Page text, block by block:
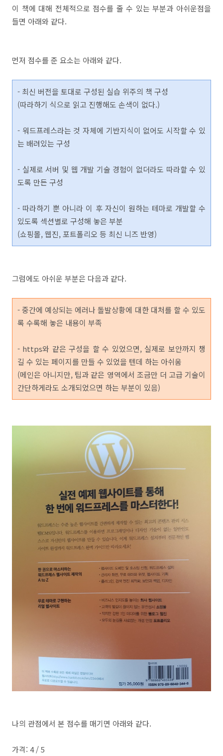
이 책에 대해 전체적으로 점수를 줄 수 있는 부분과 아쉬운점을
들면 아래와 같다.
먼저 점수를 준 요소는 아래와 같다.
- 최신 버전을 토대로 구성된 실습 위주의 책 구성
(따라하기 식으로 읽고 진행해도 손색이 없다.)
- 워드프레스라는 것 자체에 기반지식이 없어도 시작할 수 있
는 배려있는 구성
- 실제로 서버 및 웹 개발 기술 경험이 없더라도 따라할 수 있
도록 만든 구성
- 따라하기 뿐 아니라 이 후 자신이 원하는 테마로 개발할 수
있도록 섹션별로 구성해 놓은 부분
(쇼핑몰, 웹진, 포트폴리오 등 최신 니즈 반영)
그럼에도 아쉬운 부분은 다음과 같다.
- 중간에 예상되는 에러나 돌발상황에 대한 대처를 할 수 있도
록 수록해 놓은 내용이 부족
- https와 같은 구성을 할 수 있었으면, 실제로 보안까지 챙
길 수 있는 페이지를 만들 수 있었을 텐데 하는 아쉬움
(메인은 아니지만, 팁과 같은 영역에서 조금만 더 고급 기술이
간단하게라도 소개되었으면 하는 부분이 있음)
나의 관점에서 본 점수를 매기면 아래와 같다.
가격: 4 / 5